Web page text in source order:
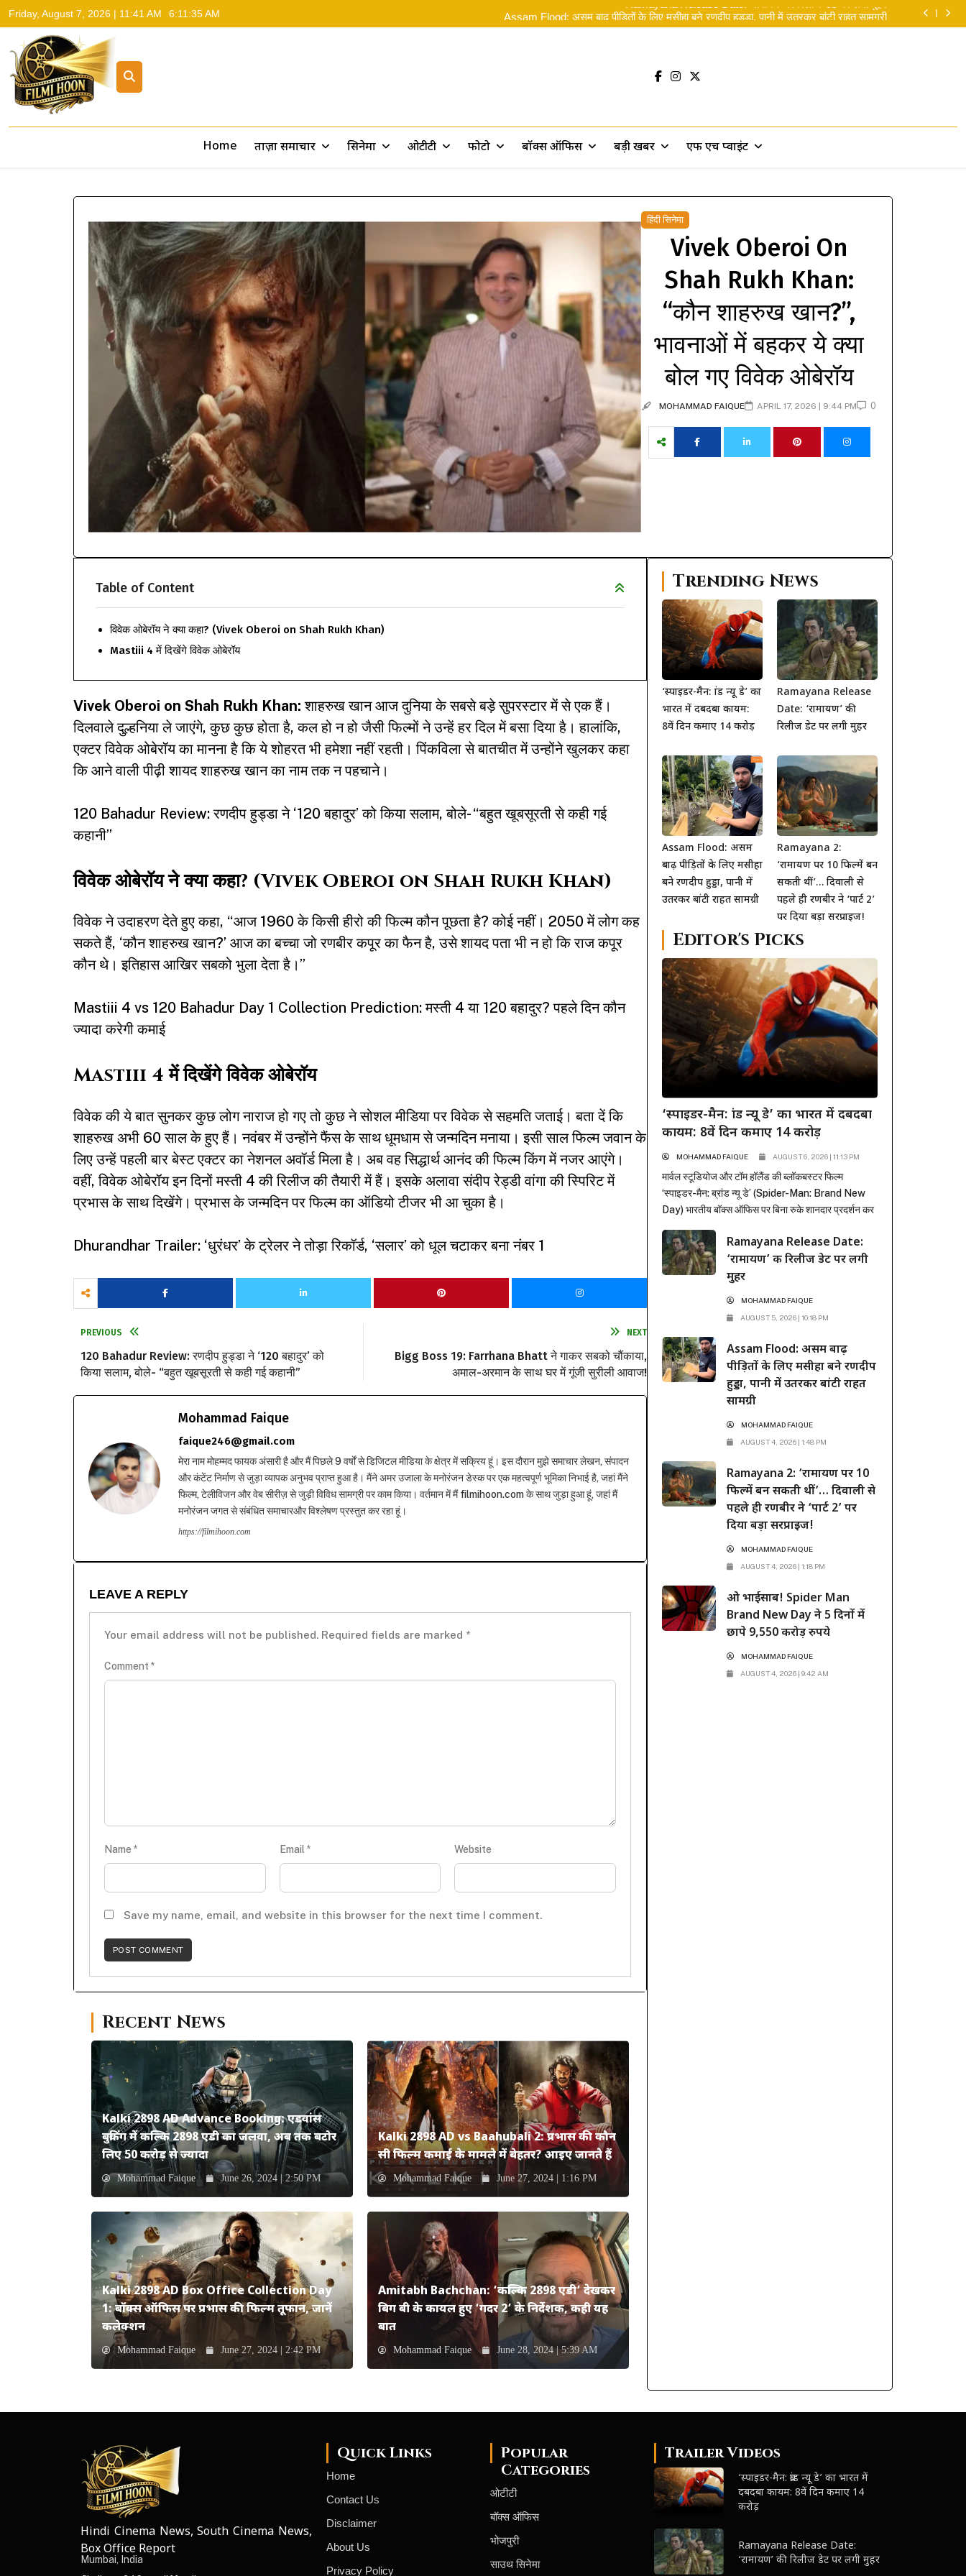
Friday, August 7, 2026 | 11:41 AM 6:11:36 AM
Assam Flood: असम बाढ़ पीड़ितों के लिए मसीहा बने रणदीप हुड्डा, पानी में उतरकर बांटी राहत सामग्री
Ramayana 2: ‘रामायण पर 10 फिल्में बन सकती थीं’… दिवाली से पहले ही रणबीर ने ‘पार्ट 2’ पर दिया बड़ा
Ramayana 2: ‘रामायण पर 10 फिल्में बन सकती थीं’… दिवाली से पहले ही रणबीर ने ‘पार्ट 2’ पर दिया बड़ा
Filmi Hoon Home ताज़ा समाचार सिनेमा ओटीटी फोटो बॉक्स ऑफिस बड़ी खबर एफ एच प्वाइंट
हिंदी सिनेमा
Vivek Oberoi On
Shah Rukh Khan:
“कौन शाहरुख खान?”,
भावनाओं में बहकर ये क्या
बोल गए विवेक ओबेरॉय
MOHAMMAD FAIQUE APRIL 17, 2026 | 9:44 PM 0
Table of Content
विवेक ओबेरॉय ने क्या कहा? (Vivek Oberoi on Shah Rukh Khan)
Mastiii 4 में दिखेंगे विवेक ओबेरॉय
Vivek Oberoi on Shah Rukh Khan: शाहरुख खान आज दुनिया के सबसे बड़े सुपरस्टार में से एक हैं।
दिलवाले दुल्हनिया ले जाएंगे, कुछ कुछ होता है, कल हो न हो जैसी फिल्मों ने उन्हें हर दिल में बसा दिया है। हालांकि,
एक्टर विवेक ओबेरॉय का मानना है कि ये शोहरत भी हमेशा नहीं रहती। पिंकविला से बातचीत में उन्होंने खुलकर कहा
कि आने वाली पीढ़ी शायद शाहरुख खान का नाम तक न पहचाने।
120 Bahadur Review: रणदीप हुड्डा ने ‘120 बहादुर’ को किया सलाम, बोले- “बहुत खूबसूरती से कही गई
कहानी”
विवेक ओबेरॉय ने क्या कहा? (Vivek Oberoi on Shah Rukh Khan)
विवेक ने उदाहरण देते हुए कहा, “आज 1960 के किसी हीरो की फिल्म कौन पूछता है? कोई नहीं। 2050 में लोग कह
सकते हैं, ‘कौन शाहरुख खान?’ आज का बच्चा जो रणबीर कपूर का फैन है, उसे शायद पता भी न हो कि राज कपूर
कौन थे। इतिहास आखिर सबको भुला देता है।”
Mastiii 4 vs 120 Bahadur Day 1 Collection Prediction: मस्ती 4 या 120 बहादुर? पहले दिन कौन
ज्यादा करेगी कमाई
Mastiii 4 में दिखेंगे विवेक ओबेरॉय
विवेक की ये बात सुनकर कुछ लोग नाराज हो गए तो कुछ ने सोशल मीडिया पर विवेक से सहमति जताई। बता दें कि
शाहरुख अभी 60 साल के हुए हैं। नवंबर में उन्होंने फैंस के साथ धूमधाम से जन्मदिन मनाया। इसी साल फिल्म जवान के
लिए उन्हें पहली बार बेस्ट एक्टर का नेशनल अवॉर्ड मिला है। अब वह सिद्धार्थ आनंद की फिल्म किंग में नजर आएंगे।
वहीं, विवेक ओबेरॉय इन दिनों मस्ती 4 की रिलीज की तैयारी में हैं। इसके अलावा संदीप रेड्डी वांगा की स्पिरिट में
प्रभास के साथ दिखेंगे। प्रभास के जन्मदिन पर फिल्म का ऑडियो टीजर भी आ चुका है।
Dhurandhar Trailer: ‘धुरंधर’ के ट्रेलर ने तोड़ा रिकॉर्ड, ‘सलार’ को धूल चटाकर बना नंबर 1
PREVIOUS
120 Bahadur Review: रणदीप हुड्डा ने ‘120 बहादुर’ को
किया सलाम, बोले- “बहुत खूबसूरती से कही गई कहानी”
NEXT
Bigg Boss 19: Farrhana Bhatt ने गाकर सबको चौंकाया,
अमाल-अरमान के साथ घर में गूंजी सुरीली आवाज!
Mohammad Faique
faique246@gmail.com
मेरा नाम मोहम्मद फायक अंसारी है और मैं पिछले 9 वर्षों से डिजिटल मीडिया के क्षेत्र में सक्रिय हूं। इस दौरान मुझे समाचार लेखन, संपादन
और कंटेंट निर्माण से जुड़ा व्यापक अनुभव प्राप्त हुआ है। मैंने अमर उजाला के मनोरंजन डेस्क पर एक महत्वपूर्ण भूमिका निभाई है, जहां मैंने
फिल्म, टेलीविजन और वेब सीरीज़ से जुड़ी विविध सामग्री पर काम किया। वर्तमान में मैं filmihoon.com के साथ जुड़ा हुआ हूं, जहां मैं
मनोरंजन जगत से संबंधित समाचारऔर विश्लेषण प्रस्तुत कर रहा हूं।
https://filmihoon.com
LEAVE A REPLY
Your email address will not be published. Required fields are marked *
Comment *
Name * Email * Website
Save my name, email, and website in this browser for the next time I comment.
Recent News
Kalki 2898 AD Advance Booking: एडवांस
बुकिंग में कल्कि 2898 एडी का जलवा, अब तक बटोर
लिए 50 करोड़ से ज्यादा
Mohammad Faique June 26, 2024 | 2:50 PM
Kalki 2898 AD vs Baahubali 2: प्रभास की कौन
सी फिल्म कमाई के मामले में बेहतर? आइए जानते हैं
Mohammad Faique June 27, 2024 | 1:16 PM
Kalki 2898 AD Box Office Collection Day
1: बॉक्स ऑफिस पर प्रभास की फिल्म तूफान, जानें
कलेक्शन
Mohammad Faique June 27, 2024 | 2:42 PM
Amitabh Bachchan: ‘कल्कि 2898 एडी’ देखकर
बिग बी के कायल हुए ‘गदर 2’ के निर्देशक, कही यह
बात
Mohammad Faique June 28, 2024 | 5:39 AM
Trending News
‘स्पाइडर-मैन: ब्रांड न्यू डे’ का
भारत में दबदबा कायम:
8वें दिन कमाए 14 करोड़
Ramayana Release
Date: ‘रामायण’ की
रिलीज डेट पर लगी मुहर
Assam Flood: असम
बाढ़ पीड़ितों के लिए मसीहा
बने रणदीप हुड्डा, पानी में
उतरकर बांटी राहत सामग्री
Ramayana 2:
‘रामायण पर 10 फिल्में बन
सकती थीं’… दिवाली से
पहले ही रणबीर ने ‘पार्ट 2’
पर दिया बड़ा सरप्राइज!
Editor's Picks
‘स्पाइडर-मैन: ब्रांड न्यू डे’ का भारत में दबदबा
कायम: 8वें दिन कमाए 14 करोड़
MOHAMMAD FAIQUE AUGUST 6, 2026 | 11:13 PM
मार्वल स्टूडियोज और टॉम हॉलैंड की ब्लॉकबस्टर फिल्म
‘स्पाइडर-मैन: ब्रांड न्यू डे’ (Spider-Man: Brand New
Day) भारतीय बॉक्स ऑफिस पर बिना रुके शानदार प्रदर्शन कर
दूसरे हफ्ते के कामकाजी दिनों में भी सिनेमाघरों में अपनी मजबूत
पकड़ बनाए रखी है। रिलीज के...
Ramayana Release Date:
‘रामायण’ की रिलीज डेट पर लगी
मुहर
MOHAMMAD FAIQUE
AUGUST 5, 2026 | 10:18 PM
Assam Flood: असम बाढ़
पीड़ितों के लिए मसीहा बने रणदीप
हुड्डा, पानी में उतरकर बांटी राहत
सामग्री
MOHAMMAD FAIQUE
AUGUST 4, 2026 | 1:48 PM
Ramayana 2: ‘रामायण पर 10
फिल्में बन सकती थीं’… दिवाली से
पहले ही रणबीर ने ‘पार्ट 2’ पर
दिया बड़ा सरप्राइज!
MOHAMMAD FAIQUE
AUGUST 4, 2026 | 1:18 PM
ओ भाईसाब! Spider Man
Brand New Day ने 5 दिनों में
छापे 9,550 करोड़ रुपये
MOHAMMAD FAIQUE
AUGUST 4, 2026 | 9:42 AM
NEWS ELEMENTOR
Hindi Cinema News, South Cinema News,
Box Office Report
Mumbai, India
Quick Links
Home
Contact Us
Disclaimer
About Us
Privacy Policy
Popular
Categories
ओटीटी
बॉक्स ऑफिस
भोजपुरी
साउथ सिनेमा
Trailer Videos
‘स्पाइडर-मैन: ब्रांड न्यू डे’ का भारत में
दबदबा कायम: 8वें दिन कमाए 14
करोड़
Ramayana Release Date:
‘रामायण’ की रिलीज डेट पर लगी मुहर